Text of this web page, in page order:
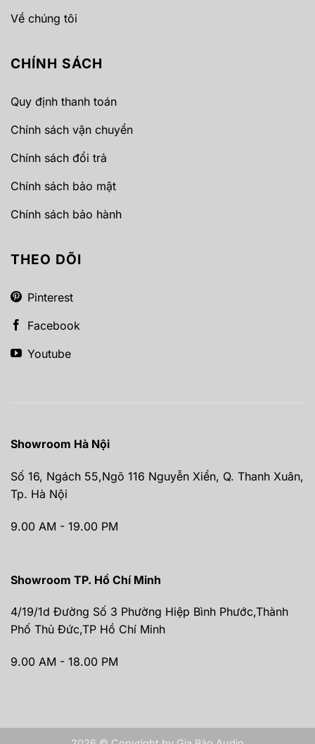
Về chúng tôi
CHÍNH SÁCH
Quy định thanh toán
Chính sách vận chuyển
Chính sách đổi trả
Chính sách bảo mật
Chính sách bảo hành
THEO DÕI
Pinterest
Facebook
Youtube
Showroom Hà Nội
Số 16, Ngách 55,Ngõ 116 Nguyễn Xiển, Q. Thanh Xuân,
Tp. Hà Nội
9.00 AM - 19.00 PM
Showroom TP. Hồ Chí Minh
4/19/1d Đường Số 3 Phường Hiệp Bình Phước,Thành
Phố Thủ Đức,TP Hồ Chí Minh
9.00 AM - 18.00 PM